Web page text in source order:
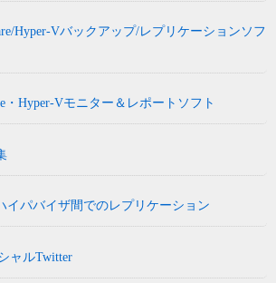
Hyper-Vバックアップ/レプリケーションソフ
・Hyper-Vモニター＆レポートソフト
イパバイザ間でのレプリケーション
ャルTwitter